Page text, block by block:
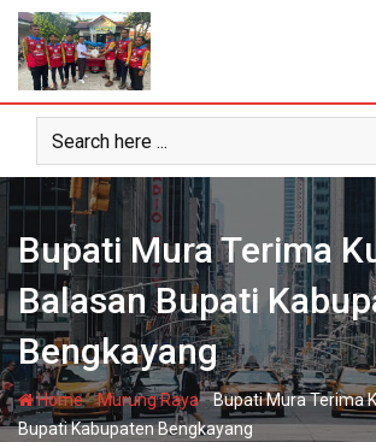
Skip
content
Bupati Mura Terima
Balasan Bupati
Bengkayang
Home-Murung Raya-Bupati Mura Terima
Bupati Kabupaten Bengkayang